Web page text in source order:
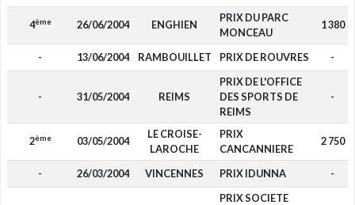
4ème 26/06/2004 ENGHIEN
PRIX DU PARC
MONCEAU
1 380
- 13/06/2004 RAMBOUILLET PRIX DE ROUVRES -
- 31/05/2004 REIMS
PRIX DE L'OFFICE
DES SPORTS DE
REIMS
-
2ème 03/05/2004
LE CROISE-
LAROCHE
PRIX
CANCANNIERE
2 750
- 26/03/2004 VINCENNES PRIX IDUNNA -
PRIX SOCIETE